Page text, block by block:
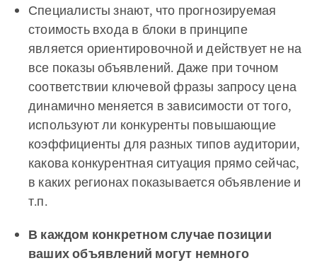
Специалисты знают, что прогнозируемая
стоимость входа в блоки в принципе
является ориентировочной и действует не на
все показы объявлений. Даже при точном
соответствии ключевой фразы запросу цена
динамично меняется в зависимости от того,
используют ли конкуренты повышающие
коэффициенты для разных типов аудитории,
какова конкурентная ситуация прямо сейчас,
в каких регионах показывается объявление и
т.п.
В каждом конкретном случае позиции
ваших объявлений могут немного